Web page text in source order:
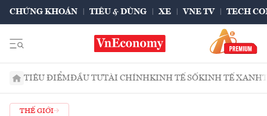
CHỨNG KHOÁN TIÊU & DÙNG XE VNE TV TECH
TIÊU ĐIỂMĐẦU TƯTÀI CHÍNHKINH TẾ SỐKINH TẾ XANH
THẾ GIỚI